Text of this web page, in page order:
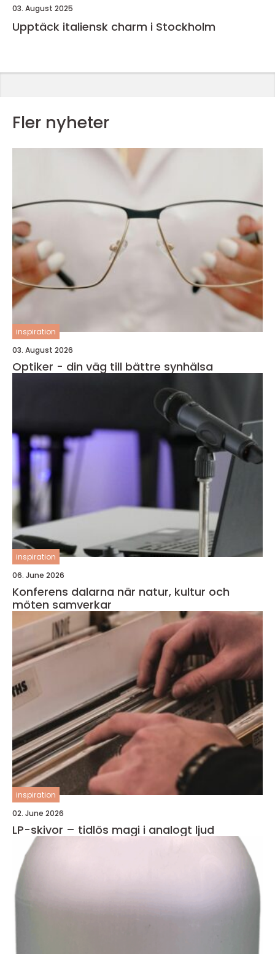
03. August 2025
Upptäck italiensk charm i Stockholm
Fler nyheter
inspiration
03. August 2026
Optiker - din väg till bättre synhälsa
inspiration
06. June 2026
Konferens dalarna när natur, kultur och
möten samverkar
inspiration
02. June 2026
LP-skivor – tidlös magi i analogt ljud